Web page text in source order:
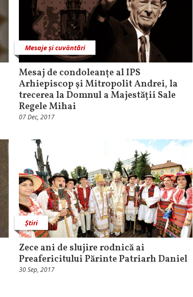
Mesaje și cuvântări
Mesaj de condoleanțe al IPS
Arhiepiscop şi Mitropolit Andrei, la
trecerea la Domnul a Majestății Sale
Regele Mihai
07 Dec, 2017
Știri
Zece ani de slujire rodnică ai
Preafericitului Părinte Patriarh Daniel
30 Sep, 2017